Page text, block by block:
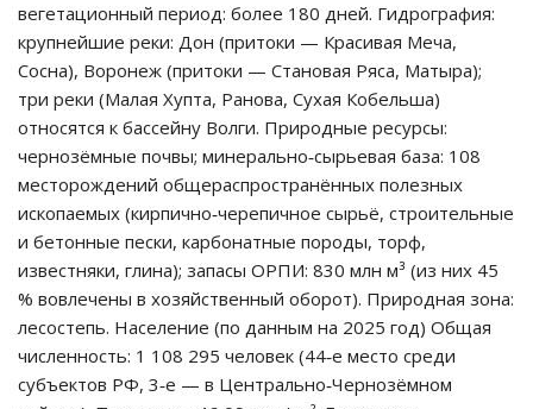
вегетационный период: более 180 дней. Гидрография:
крупнейшие реки: Дон (притоки — Красивая Меча,
Сосна), Воронеж (притоки — Становая Ряса, Матыра);
три реки (Малая Хупта, Ранова, Сухая Кобельша)
относятся к бассейну Волги. Природные ресурсы:
чернозёмные почвы; минерально‑сырьевая база: 108
месторождений общераспространённых полезных
ископаемых (кирпично‑черепичное сырьё, строительные
и бетонные пески, карбонатные породы, торф,
известняки, глина); запасы ОРПИ: 830 млн м³ (из них 45
% вовлечены в хозяйственный оборот). Природная зона:
лесостепь. Население (по данным на 2025 год) Общая
численность: 1 108 295 человек (44‑е место среди
субъектов РФ, 3‑е — в Центрально‑Чернозёмном